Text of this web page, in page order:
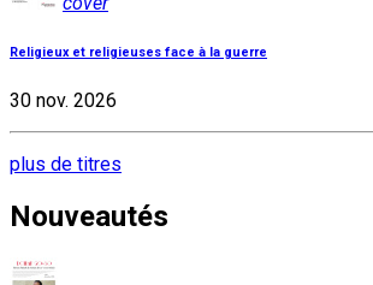
Religieux et religieuses face à la guerre
30 nov. 2026
plus de titres
Nouveautés